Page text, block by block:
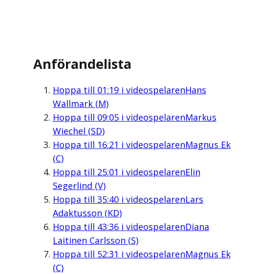
Anförandelista
Hoppa till 01:19i videospelarenHans
Wallmark (M)
Hoppa till 09:05i videospelarenMarkus
Wiechel (SD)
Hoppa till 16:21 i videospelarenMagnus Ek
(C)
Hoppa till 25:01 i videospelarenElin
Segerlind (V)
Hoppa till 35:40i videospelarenLars
Adaktusson (KD)
Hoppa till 43:36i videospelarenDiana
Laitinen Carlsson (S)
Hoppa till 52:31 i videospelarenMagnus Ek
(C)